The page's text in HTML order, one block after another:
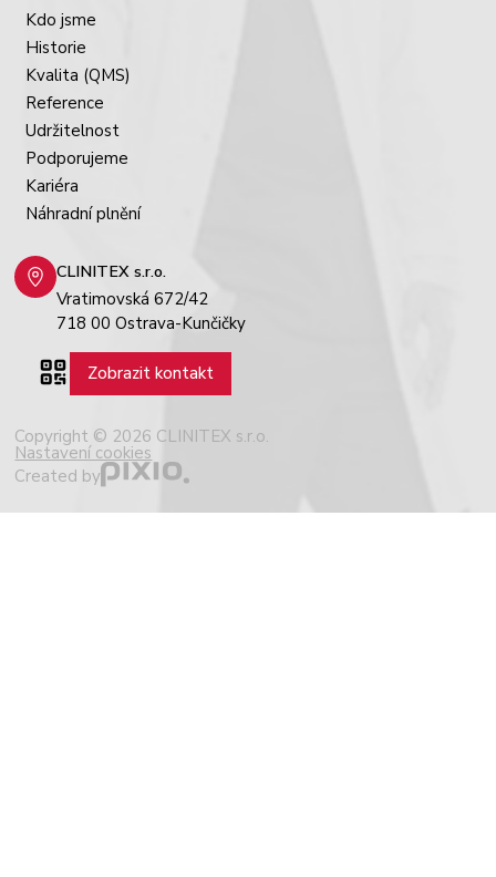
Kdo jsme
Historie
Kvalita (QMS)
Reference
Udržitelnost
Podporujeme
Kariéra
Náhradní plnění
CLINITEX s.r.o.
Vratimovská 672/42
718 00 Ostrava-Kunčičky
Zobrazit kontakt
Copyright © 2026 CLINITEX s.r.o.
Nastavení cookies
Created by